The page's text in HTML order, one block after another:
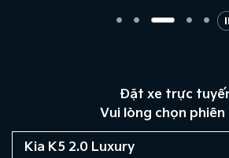
Đặt xe trực
Vui lòng chọn phiên
Kia K5 2.0 Luxury